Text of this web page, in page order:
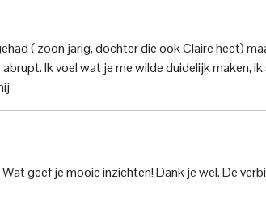
( zoon jarig, dochter die ook Claire heet)
Ik voel wat je me wilde duidelijk maken,
geef je mooie inzichten! Dank je wel. De